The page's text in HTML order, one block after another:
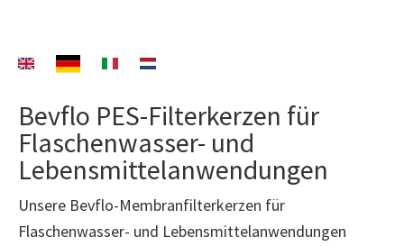
Bevflo PES-Filterkerzen für
Flaschenwasser- und
Lebensmittelanwendungen
Unsere Bevflo-Membranfilterkerzen für
Flaschenwasser- und Lebensmittelanwendungen